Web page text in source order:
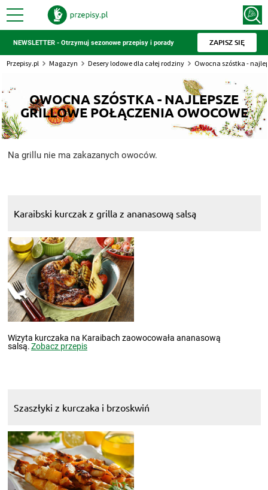
NEWSLETTER - Otrzymuj sezonowe przepisy i porady ZAPISZ SIĘ
Przepisy.pl Magazyn Desery lodowe dla całej rodziny Owocna szóstka -
OWOCNA SZÓSTKA - NAJLEPSZE
GRILLOWE POŁĄCZENIA OWOCOWE
Na grillu nie ma zakazanych owoców.
Karaibski kurczak z grilla z ananasową salsą
Wizyta kurczaka na Karaibach zaowocowała ananasową
salsą.Zobacz przepis
Szaszłyki z kurczaka i brzoskwiń